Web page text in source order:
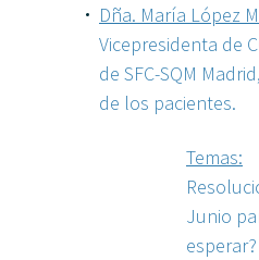
Dña. María López
Vicepresidenta de
de SFC-SQM
de los pacientes.
Temas:
Junio